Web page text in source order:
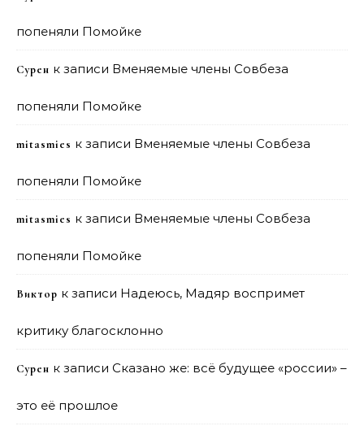
попеняли Помойке
Сурен к записи Вменяемые члены Совбеза
попеняли Помойке
mitasmies к записи Вменяемые члены Совбеза
попеняли Помойке
mitasmies к записи Вменяемые члены Совбеза
попеняли Помойке
Виктор к записи Надеюсь, Мадяр воспримет
критику благосклонно
Сурен к записи Сказано же: всё будущее «россии» –
это её прошлое